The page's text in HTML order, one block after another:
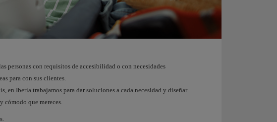
personas con requisitos de accesibilidad o con necesidades
para con sus clientes.
en Iberia trabajamos para dar soluciones a cada necesidad y diseñar
cómodo que mereces.